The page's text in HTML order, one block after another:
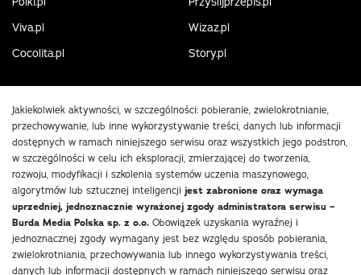
Viva.pl
Wizaz.pl
Cocolita.pl
Story.pl
Jakiekolwiek aktywności, w szczególności: pobieranie, zwielokrotnianie,
przechowywanie, lub inne wykorzystywanie treści, danych lub informacji
dostępnych w ramach niniejszego serwisu oraz wszystkich jego podstron,
w szczególności w celu ich eksploracji, zmierzającej do tworzenia,
rozwoju, modyfikacji i szkolenia systemów uczenia maszynowego,
algorytmów lub sztucznej inteligencji jest zabronione oraz wymaga
uprzedniej, jednoznacznie wyrażonej zgody administratora serwisu –
Burda Media Polska sp. z o.o. Obowiązek uzyskania wyraźnej i
jednoznacznej zgody wymagany jest bez względu sposób pobierania,
zwielokrotniania, przechowywania lub innego wykorzystywania treści,
danych lub informacji dostępnych w ramach niniejszego serwisu oraz